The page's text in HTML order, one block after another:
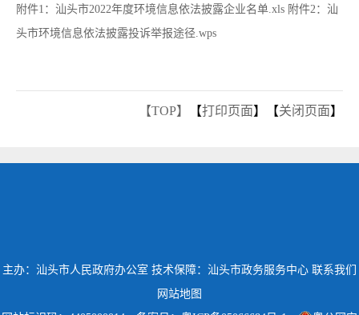
附件1：汕头市2022年度环境信息依法披露企业名单.xls 附件2：汕
头市环境信息依法披露投诉举报途径.wps
【TOP】 【打印页面】【关闭页面】
主办：汕头市人民政府办公室 技术保障：汕头市政务服务中心 联系我们
网站地图